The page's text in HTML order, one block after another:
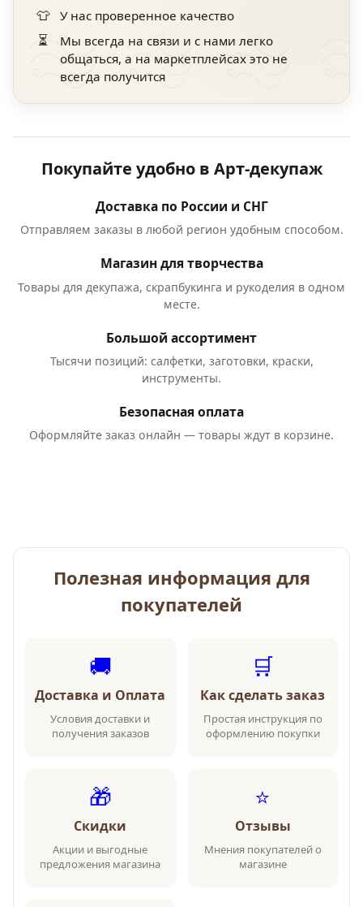
👕 У нас проверенное качество
⏳
Мы всегда на связи и с нами легко
общаться, а на маркетплейсах это не
всегда получится
Покупайте удобно в Арт-декупаж
Доставка по России и СНГ
Отправляем заказы в любой регион удобным способом.
Магазин для творчества
Товары для декупажа, скрапбукинга и рукоделия в одном
месте.
Большой ассортимент
Тысячи позиций: салфетки, заготовки, краски,
инструменты.
Безопасная оплата
Оформляйте заказ онлайн — товары ждут в корзине.
Полезная информация для
покупателей
🚚
Доставка и Оплата
Условия доставки и
получения заказов
🛒
Как сделать заказ
Простая инструкция по
оформлению покупки
🎁
Скидки
Акции и выгодные
предложения магазина
⭐
Отзывы
Мнения покупателей о
магазине